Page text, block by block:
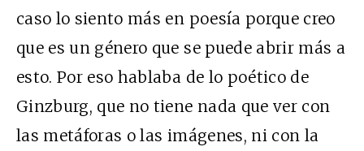
caso lo siento más en poesía porque creo
que es un género que se puede abrir más a
esto. Por eso hablaba de lo poético de
Ginzburg, que no tiene nada que ver con
las metáforas o las imágenes, ni con la